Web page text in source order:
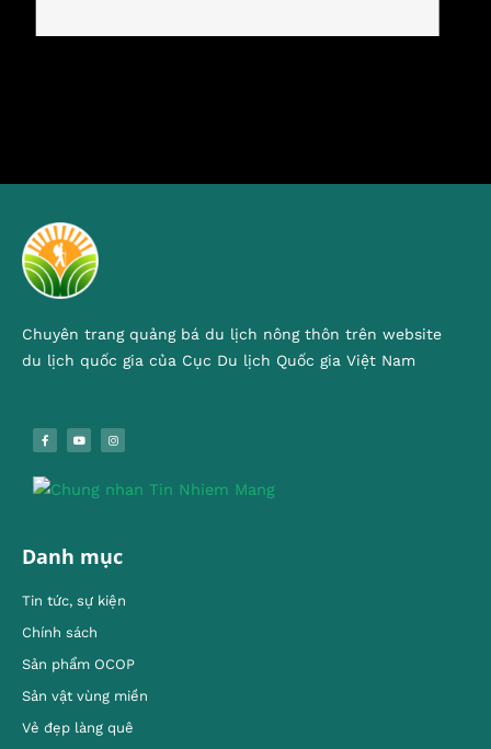
Chuyên trang quảng bá du lịch nông thôn trên website
du lịch quốc gia của Cục Du lịch Quốc gia Việt Nam
Danh mục
Tin tức, sự kiện
Chính sách
Sản phẩm OCOP
Sản vật vùng miền
Vẻ đẹp làng quê